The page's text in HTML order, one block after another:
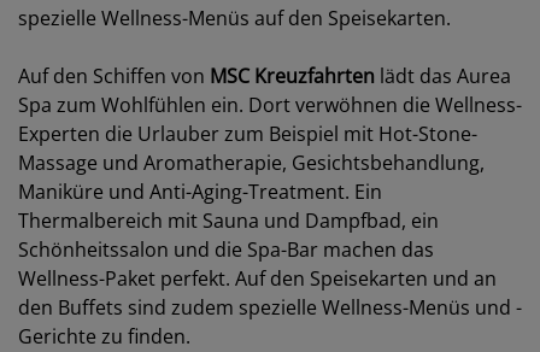
spezielle Wellness-Menüs auf den Speisekarten.
Auf den Schiffen von MSC Kreuzfahrten lädt das Aurea
Spa zum Wohlfühlen ein. Dort verwöhnen die Wellness-
Experten die Urlauber zum Beispiel mit Hot-Stone-
Massage und Aromatherapie, Gesichtsbehandlung,
Maniküre und Anti-Aging-Treatment. Ein
Thermalbereich mit Sauna und Dampfbad, ein
Schönheitssalon und die Spa-Bar machen das
Wellness-Paket perfekt. Auf den Speisekarten und an
den Buffets sind zudem spezielle Wellness-Menüs und -
Gerichte zu finden.